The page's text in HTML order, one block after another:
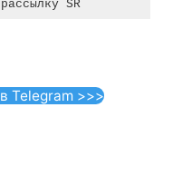
Telegram >>>